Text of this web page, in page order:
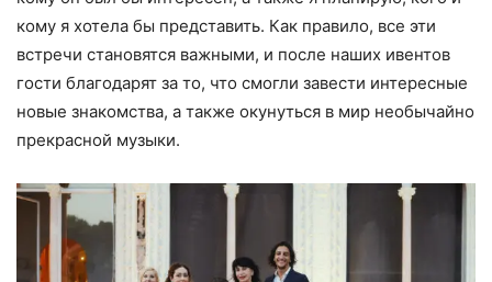
кому я хотела бы представить. Как правило, все эти
встречи становятся важными, и после наших ивентов
гости благодарят за то, что смогли завести интересные
новые знакомства, а также окунуться в мир необычайно
прекрасной музыки.